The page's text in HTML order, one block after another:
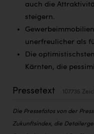
Resch&Frisch
RUBBLE MASTER
SCRI - Salzburg
SCHMACHTL GmbH
Seher + Partner
auch die
steigern.
unerfreulicher als
Die
Kärnten, die
Pressetext 107735
Die Pressefotos von der
Zukunftsindex, die